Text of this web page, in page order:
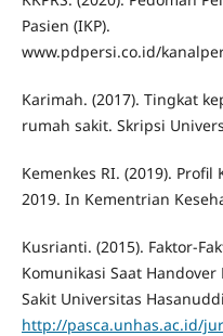
Pasien (IKP).
www.pdpersi.co.id/
Karimah. (2017). Tingkat
rumah sakit. Skripsi
Kemenkes RI. (2019).
2019. In Kementrian
Kusrianti. (2015). Faktor-
Komunikasi Saat
Sakit Universitas
http://pasca.unhas.ac.id/